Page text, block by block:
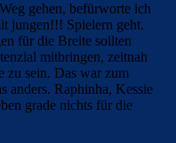
gehen, befürworte ich
jungen!!! Spielern geht.
für die Breite sollten
mitbringen, zeitnah
zu sein. Das war zum
anders. Raphinha, Kessie
grade nichts für die